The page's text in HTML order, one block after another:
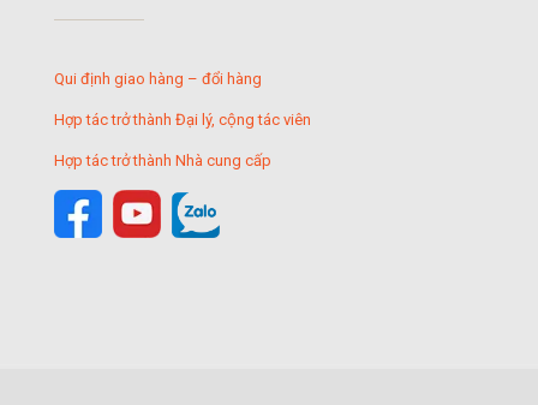
Qui định giao hàng – đổi hàng
Hợp tác trở thành Đại lý, cộng tác viên
Hợp tác trở thành Nhà cung cấp